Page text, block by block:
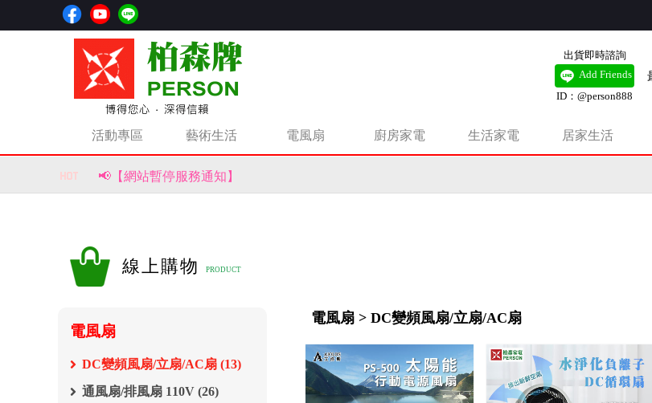
活動專區 藝術生活 電風扇 廚房家電 生活家電 居家生活
出貨即時諮詢
Add Friends
ID：@person888
📢【網站暫停服務通知】
線上購物
電風扇
DC變頻風扇/立扇/AC扇 (13)
通風扇/排風扇 110V (26)
電風扇 > DC變頻風扇/立扇/AC扇